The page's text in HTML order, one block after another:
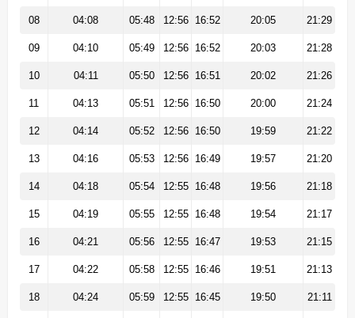
08 04:08 05:48 12:56 16:52 20:05 21:29
09 04:10 05:49 12:56 16:52 20:03 21:28
10 04:11 05:50 12:56 16:51 20:02 21:26
11 04:13 05:51 12:56 16:50 20:00 21:24
12 04:14 05:52 12:56 16:50 19:59 21:22
13 04:16 05:53 12:56 16:49 19:57 21:20
14 04:18 05:54 12:55 16:48 19:56 21:18
15 04:19 05:55 12:55 16:48 19:54 21:17
16 04:21 05:56 12:55 16:47 19:53 21:15
17 04:22 05:58 12:55 16:46 19:51 21:13
18 04:24 05:59 12:55 16:45 19:50 21:11